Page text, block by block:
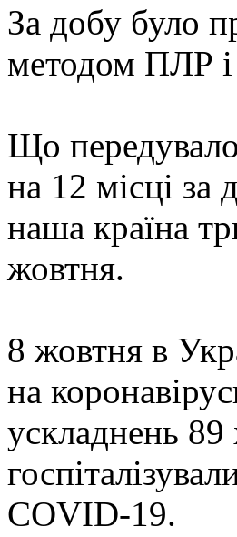
За добу було
методом ПЛР
Що
на 12 місці
наша країна
жовтня.
8 жовтня в
на
ускладнень 89
COVID-19.